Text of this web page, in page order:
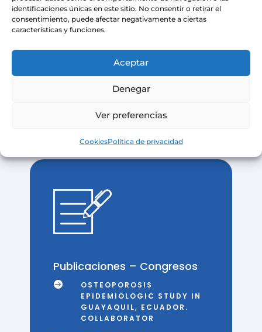
identificaciones únicas en este sitio. No consentir o retirar el
consentimiento, puede afectar negativamente a ciertas
características y funciones.
Aceptar
Denegar
Ver preferencias
CookiesPolítica de privacidad
R
Maternidad Enrique C. Sotomayor,
2 months internship
Roberto Gilbert Pediatric Hospital,
2 months internship
Publicaciones – Congresos

OSTEOPOROSIS
EPIDEMIOLOGIC STUDY IN
GUAYAQUIL, ECUADOR.
COLLABORATOR